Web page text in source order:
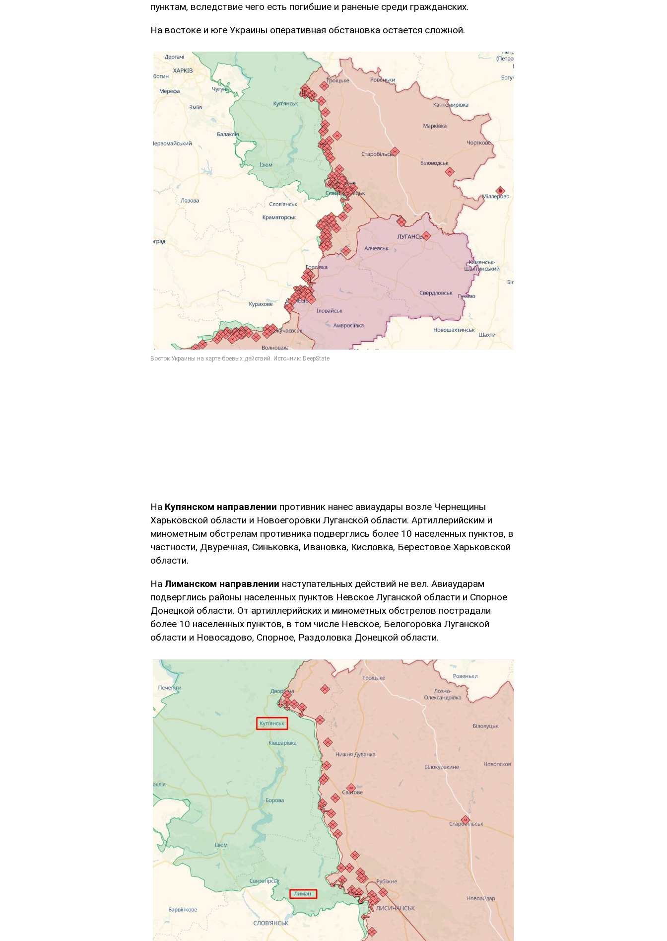
пунктам, вследствие чего есть погибшие и раненые среди гражданских.
На востоке и юге Украины оперативная обстановка остается сложной.
На Купянском направлении противник нанес авиаудары возле Чернещины
Харьковской области и Новоегоровки Луганской области. Артиллерийским и
минометным обстрелам противника подверглись более 10 населенных пунктов, в
частности, Двуречная, Синьковка, Ивановка, Кисловка, Берестовое Харьковской
области.
На Лиманском направлении наступательных действий не вел. Авиаударам
подверглись районы населенных пунктов Невское Луганской области и Спорное
Донецкой области. От артиллерийских и минометных обстрелов пострадали
более 10 населенных пунктов, в том числе Невское, Белогоровка Луганской
области и Новосадово, Спорное, Раздоловка Донецкой области.